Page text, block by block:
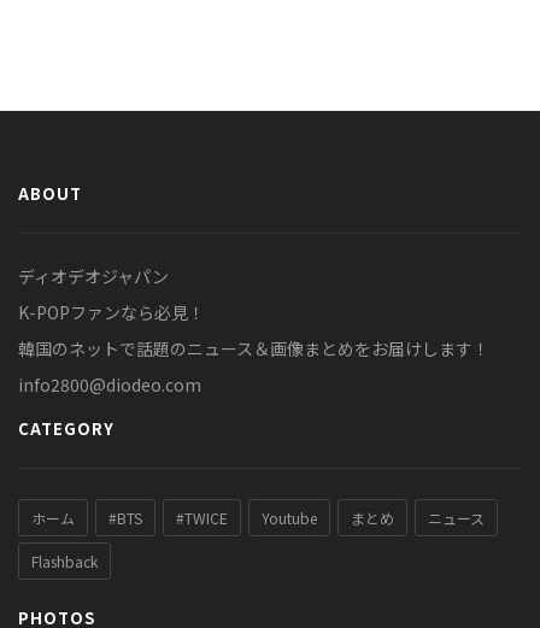
ABOUT
ディオデオジャパン
K-POPファンなら必見！
韓国のネットで話題のニュース＆画像まとめをお届けします！
info2800@diodeo.com
CATEGORY
ホーム #BTS #TWICE Youtube まとめ ニュース
Flashback
PHOTOS